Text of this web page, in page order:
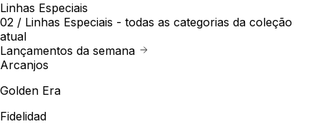
Linhas Especiais
02 / Linhas Especiais - todas as categorias da coleção
atual
Lançamentos da semana
Arcanjos
Golden Era
Fidelidad